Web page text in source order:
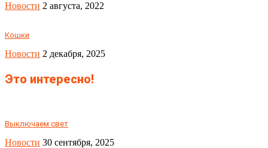
Новости 2 августа, 2022
Кошки
Новости 2 декабря, 2025
Это интересно!
Выключаем свет
Новости 30 сентября, 2025